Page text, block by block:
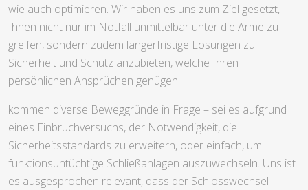
wie auch optimieren. Wir haben es uns zum Ziel gesetzt,
Ihnen nicht nur im Notfall unmittelbar unter die Arme zu
greifen, sondern zudem längerfristige Lösungen zu
Sicherheit und Schutz anzubieten, welche Ihren
persönlichen Ansprüchen genügen.
kommen diverse Beweggründe in Frage – sei es aufgrund
eines Einbruchversuchs, der Notwendigkeit, die
Sicherheitsstandards zu erweitern, oder einfach, um
funktionsuntüchtige Schließanlagen auszuwechseln. Uns ist
es ausgesprochen relevant, dass der Schlosswechsel